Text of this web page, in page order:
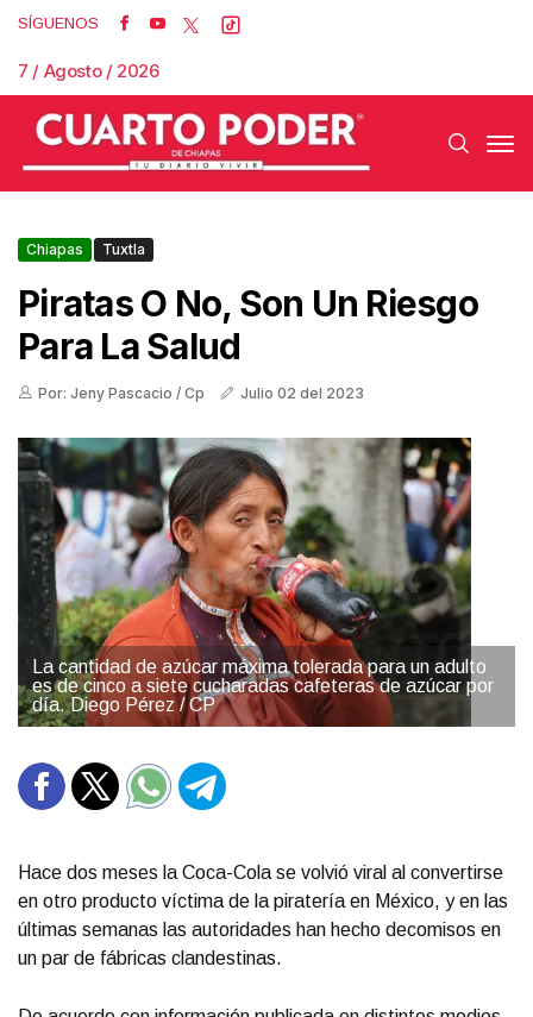
SÍGUENOS
7 / Agosto / 2026
Chiapas Tuxtla
Piratas O No, Son Un Riesgo
Para La Salud
Por: Jeny Pascacio / Cp Julio 02 del 2023
La cantidad de azúcar máxima tolerada para un adulto
es de cinco a siete cucharadas cafeteras de azúcar por
día. Diego Pérez / CP
Hace dos meses la Coca-Cola se volvió viral al convertirse
en otro producto víctima de la piratería en México, y en las
últimas semanas las autoridades han hecho decomisos en
un par de fábricas clandestinas.